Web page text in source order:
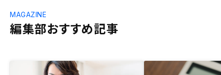
編集部おすすめ記事
MAGAZINE